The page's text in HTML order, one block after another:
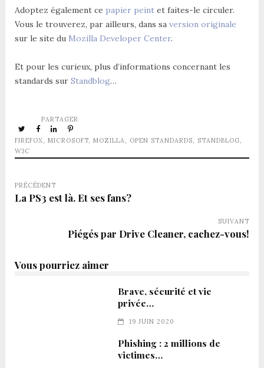
Adoptez également ce papier peintet faites-le circuler.
Vous le trouverez, par ailleurs, dans sa version originale
sur le site du Mozilla Developer Center.
Et pour les curieux, plus d’informations concernant les
standards sur Standblog…
FIREFOX, MICROSOFT, MOZILLA, OPEN STANDARDS, STANDBLOG,
W3C
PARTAGER
PRÉCÉDENT
La PS3 est là. Et ses fans?
SUIVANT
Piégés par Drive Cleaner, cachez-vous!
Vous pourriez aimer
Brave, sécurité et vie
privée…
19 JUIN 2020
Phishing : 2 millions de
victimes…